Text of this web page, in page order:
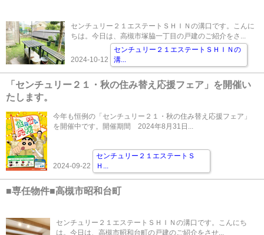
センチュリー２１エステートＳＨＩＮの溝口です。こんに
ちは。今日は、高槻市塚脇一丁目の戸建のご紹介をさ...
2024-10-12
センチュリー２１エステートＳＨＩＮの
溝...
「センチュリー２１・秋の住み替え応援フェア」を開催い
たします。
今年も恒例の「センチュリー２１・秋の住み替え応援フェア」
を開催中です。開催期間 2024年8月31日...
2024-09-22
センチュリー２１エステートＳ
Ｈ ...
■専任物件■高槻市昭和台町
センチュリー２１エステートＳＨＩＮの溝口です。こんにち
は。今日は、高槻市昭和台町の戸建のご紹介をさせ...